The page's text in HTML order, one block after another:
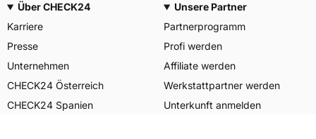
Über CHECK24
Karriere
Presse
Unternehmen
CHECK24 Österreich
CHECK24 Spanien
Unsere Partner
Partnerprogramm
Profi werden
Affiliate werden
Werkstattpartner werden
Unterkunft anmelden